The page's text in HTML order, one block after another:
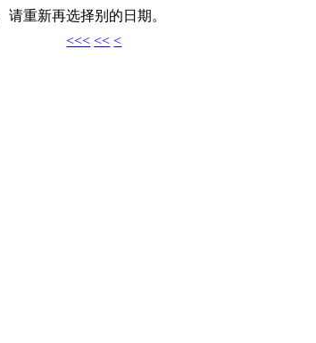
重新再选择别的日期。
<<< << <